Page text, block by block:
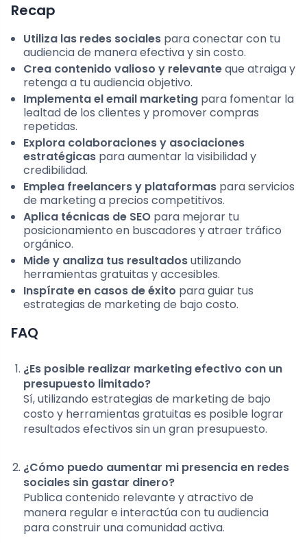
Recap
Utiliza las redes sociales para conectar con tu
audiencia de manera efectiva y sin costo.
Crea contenido valioso y relevanteque atraiga y
retenga a tu audiencia objetivo.
Implementa el email marketing para fomentar la
lealtad de los clientes y promover compras
repetidas.
Explora colaboraciones y asociaciones
estratégicas para aumentar la visibilidad y
credibilidad.
Emplea freelancers y plataformas para servicios
de marketing a precios competitivos.
Aplica técnicas de SEO para mejorar tu
posicionamiento en buscadores y atraer tráfico
orgánico.
Mide y analiza tus resultadosutilizando
herramientas gratuitas y accesibles.
Inspírate en casos de éxito para guiar tus
estrategias de marketing de bajo costo.
FAQ
¿Es posible realizar marketing efectivo con un
presupuesto limitado?
Sí, utilizando estrategias de marketing de bajo
costo y herramientas gratuitas es posible lograr
resultados efectivos sin un gran presupuesto.
¿Cómo puedo aumentar mi presencia en redes
sociales sin gastar dinero?
Publica contenido relevante y atractivo de
manera regular e interactúa con tu audiencia
para construir una comunidad activa.